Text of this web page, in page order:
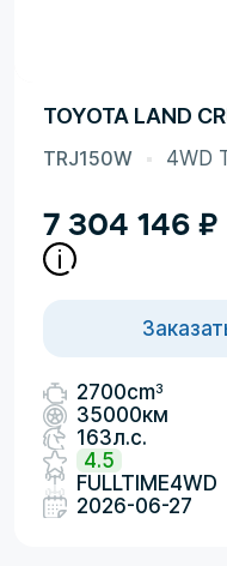
TOYOTA LAND
TRJ150W 4WD
7 304 146 ₽
2700cm3
35000км
163л.с.
4.5
FULLTIME4WD
2026-06-27